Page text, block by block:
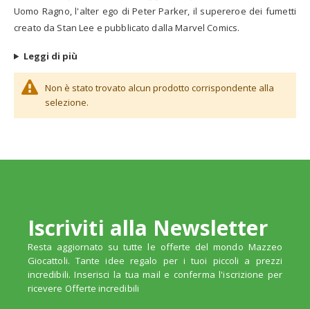
Uomo Ragno, l'alter ego di Peter Parker, il supereroe dei fumetti
creato da Stan Lee e pubblicato dalla Marvel Comics.
Leggi di più
Non è stato trovato alcun prodotto corrispondente alla
selezione.
Iscriviti alla Newsletter
Resta aggiornato su tutte le offerte del mondo Mazzeo
Giocattoli. Tante idee regalo per i tuoi piccoli a prezzi
incredibili. Inserisci la tua mail e conferma l'iscrizione per
ricevere Offerte incredibili